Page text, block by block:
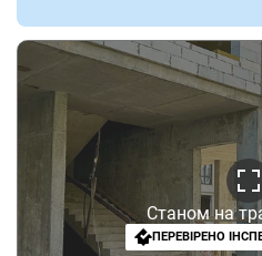
Станом на
ПЕРЕВІРЕНО